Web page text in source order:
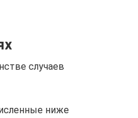
случаев
ниже